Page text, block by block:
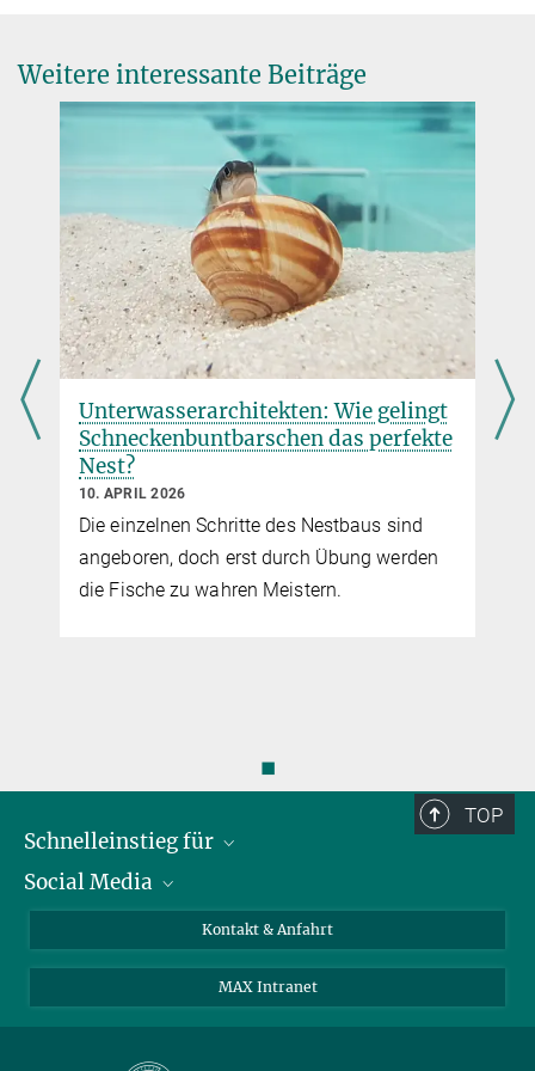
DOI
Weitere interessante Beiträge
Unterwasserarchitekten: Wie gelingt
Schneckenbuntbarschen das perfekte
Nest?
10. APRIL 2026
Die einzelnen Schritte des Nestbaus sind
angeboren, doch erst durch Übung werden
die Fische zu wahren Meistern.
◼
TOP
Schnelleinstieg für
Journalist*innen
Bewerbende
Social Media
Instagram
LinkedIn
Kontakt & Anfahrt
MAX Intranet